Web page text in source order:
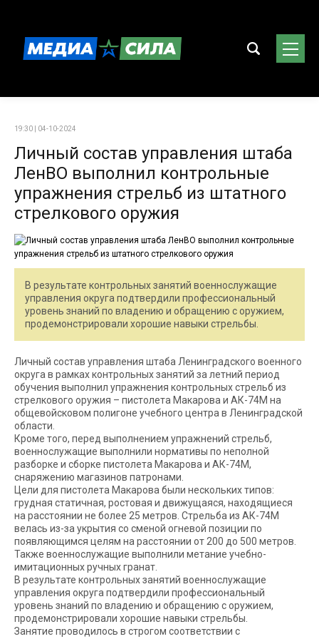
19:30 | 04-10-2024
Личный состав управления штаба
ЛенВО выполнил контрольные
упражнения стрельб из штатного
стрелкового оружия
В результате контрольных занятий военнослужащие
управления округа подтвердили профессиональный
уровень знаний по владению и обращению с оружием,
продемонстрировали хорошие навыки стрельбы.
Личный состав управления штаба Ленинградского военного
округа в рамках контрольных занятий за летний период
обучения выполнил упражнения контрольных стрельб из
стрелкового оружия – пистолета Макарова и АК-74М на
общевойсковом полигоне учебного центра в Ленинградской
области.
Кроме того, перед выполнением упражнений стрельб,
военнослужащие выполнили нормативы по неполной
разборке и сборке пистолета Макарова и АК-74М,
снаряжению магазинов патронами.
Цели для пистолета Макарова были нескольких типов:
грудная статичная, ростовая и движущаяся, находящиеся
на расстоянии не более 25 метров. Стрельба из АК-74М
велась из-за укрытия со сменой огневой позиции по
появляющимся целям на расстоянии от 200 до 500 метров.
Также военнослужащие выполнили метание учебно-
имитационных ручных гранат.
В результате контрольных занятий военнослужащие
управления округа подтвердили профессиональный
уровень знаний по владению и обращению с оружием,
продемонстрировали хорошие навыки стрельбы.
Занятие проводилось в строгом соответствии с